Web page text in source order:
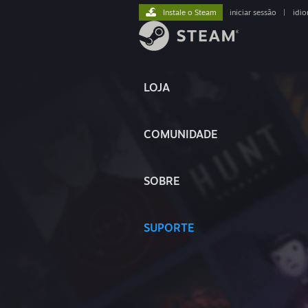
LOJA
COMUNIDADE
SOBRE
SUPORTE
Instale o Steam iniciar sessão